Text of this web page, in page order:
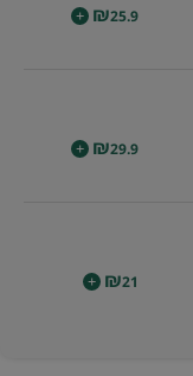
₪25.9
+
₪29.9
+
₪21
+